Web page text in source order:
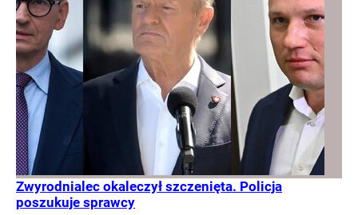
Zwyrodnialec okaleczył szczenięta. Policja
poszukuje sprawcy